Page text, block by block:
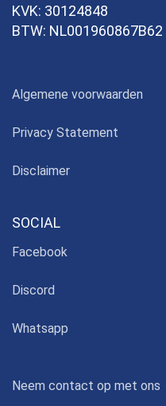
KVK: 30124848
BTW: NL001960867B62
Algemene voorwaarden
Privacy Statement
Disclaimer
SOCIAL
Facebook
Discord
Whatsapp
Neem contact op met ons